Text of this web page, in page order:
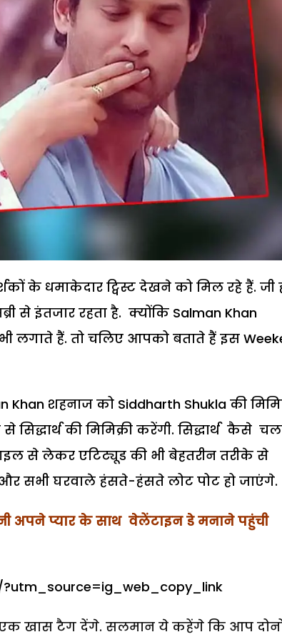
के धमाकेदार ट्विस्ट देखने को मिल रहे हैं. जी
से इंतजार रहता है. क्योंकि Salman Khan
हैं. तो चलिए आपको बताते हैं इस
शहनाज को Siddharth Shukla की
की मिमिक्री करेंगी. सिद्धार्थ कैसे
से लेकर एटिट्यूड की भी बेहतरीन तरीके से
और सभी घरवाले हंसते-हंसते लोट पोट हो जाएंगे.
अपने प्यार के साथ वेलेंटाइन डे मनाने पहुंची
खास टैग देंगे. सलमान ये कहेंगे कि आप